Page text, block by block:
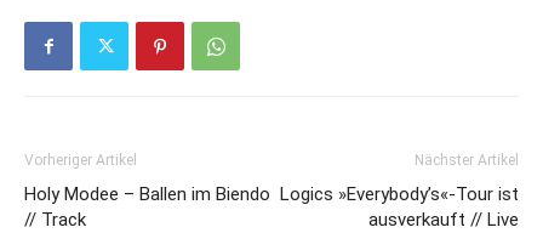
Vorheriger Artikel
Holy Modee – Ballen im Biendo
// Track
Nächster Artikel
Logics »Everybody’s«-Tour ist
ausverkauft // Live